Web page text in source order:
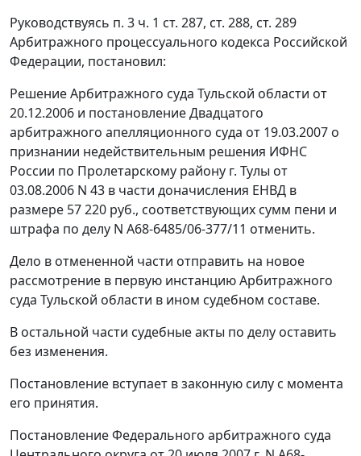
Руководствуясь п. 3 ч. 1 ст. 287, ст. 288, ст. 289
Арбитражного процессуального кодекса Российской
Федерации, постановил:
Решение Арбитражного суда Тульской области от
20.12.2006 и постановление Двадцатого
арбитражного апелляционного суда от 19.03.2007 о
признании недействительным решения ИФНС
России по Пролетарскому району г. Тулы от
03.08.2006 N 43 в части доначисления ЕНВД в
размере 57 220 руб., соответствующих сумм пени и
штрафа по делу N А68-6485/06-377/11 отменить.
Дело в отмененной части отправить на новое
рассмотрение в первую инстанцию Арбитражного
суда Тульской области в ином судебном составе.
В остальной части судебные акты по делу оставить
без изменения.
Постановление вступает в законную силу с момента
его принятия.
Постановление Федерального арбитражного суда